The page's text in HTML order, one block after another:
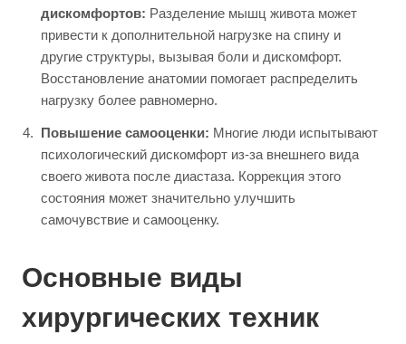
дискомфортов: Разделение мышц живота может
привести к дополнительной нагрузке на спину и
другие структуры, вызывая боли и дискомфорт.
Восстановление анатомии помогает распределить
нагрузку более равномерно.
Повышение самооценки: Многие люди испытывают
психологический дискомфорт из-за внешнего вида
своего живота после диастаза. Коррекция этого
состояния может значительно улучшить
самочувствие и самооценку.
Основные виды
хирургических техник